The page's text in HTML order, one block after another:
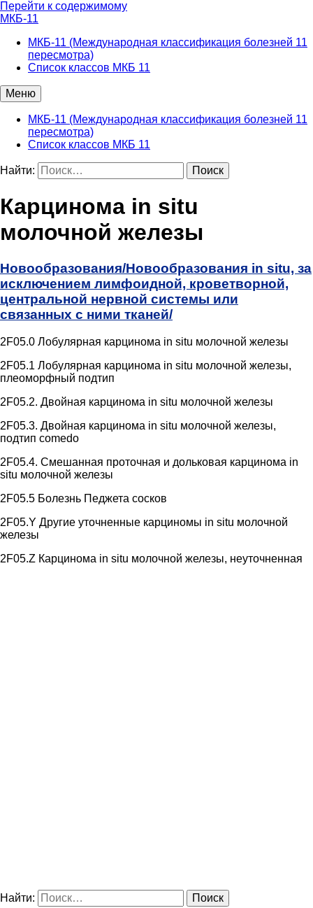
Перейти к содержимому
МКБ-11
МКБ-11 (Международная классификация болезней 11
пересмотра)
Список классов МКБ 11
Меню
МКБ-11 (Международная классификация болезней 11
пересмотра)
Список классов МКБ 11
Найти:
Карцинома in situ
молочной железы
Новообразования/Новообразования in situ, за
исключением лимфоидной, кроветворной,
центральной нервной системы или
связанных с ними тканей/
2F05.0 Лобулярная карцинома in situ молочной железы
2F05.1 Лобулярная карцинома in situ молочной железы,
плеоморфный подтип
2F05.2. Двойная карцинома in situ молочной железы
2F05.3. Двойная карцинома in situ молочной железы,
подтип comedo
2F05.4. Смешанная проточная и дольковая карцинома in
situ молочной железы
2F05.5 Болезнь Педжета сосков
2F05.Y Другие уточненные карциномы in situ молочной
железы
2F05.Z Карцинома in situ молочной железы, неуточненная
Найти: